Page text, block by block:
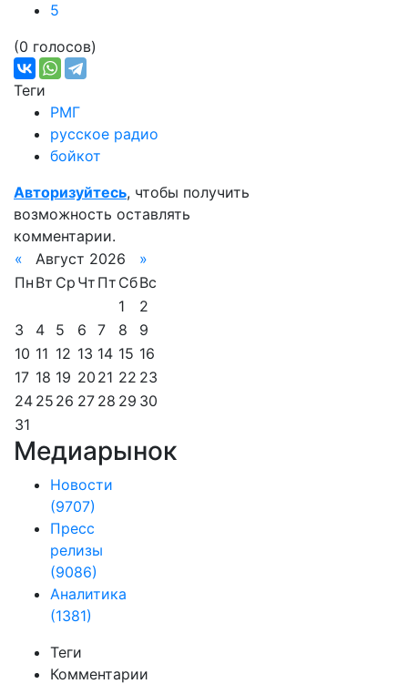
5
(0 голосов)
Теги
РМГ
русское радио
бойкот
Авторизуйтесь, чтобы получить
возможность оставлять
комментарии.
«
Август 2026
»
Пн Вт Ср Чт Пт СбВс
1
2
3
4 5 6 7 8
9
10 11 12 13 14 15 16
17 18 19 20 21 22 23
24 25 26 27 28 29 30
31
Медиарынок
Новости
(9707)
Пресс
релизы
(9086)
Аналитика
(1381)
Теги
Комментарии